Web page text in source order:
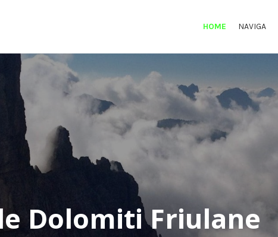
HOME NAVIGA
Dolomiti Friulane